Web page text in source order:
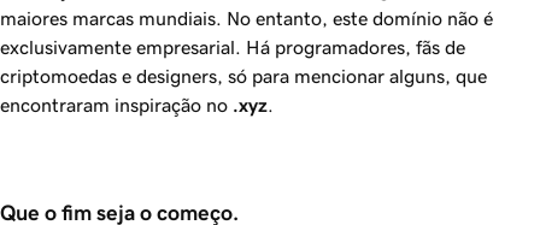
maiores marcas mundiais. No entanto, este domínio não é
exclusivamente empresarial. Há programadores, fãs de
criptomoedas e designers, só para mencionar alguns, que
encontraram inspiração no .xyz
Que o fim seja o começo.